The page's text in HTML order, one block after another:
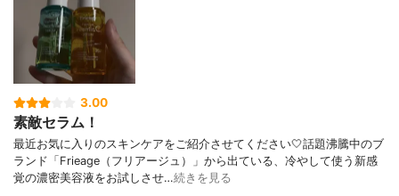
3.00
素敵セラム！
最近お気に入りのスキンケアをご紹介させてください🤍話題沸騰中のブ
ランド「Frieage（フリアージュ）」から出ている、冷やして使う新感
覚の濃密美容液をお試しさせ…続きを見る